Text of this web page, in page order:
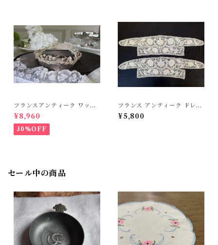
フランスアンティーク ワック
スフラワーのティアラ ウェデ
ィング ブライダル【D-336】
¥8,960
30%OFF
フランス アンティーク ドレス
パーツ レースパーツ2枚セット
【D-335D】
¥5,800
セール中の商品